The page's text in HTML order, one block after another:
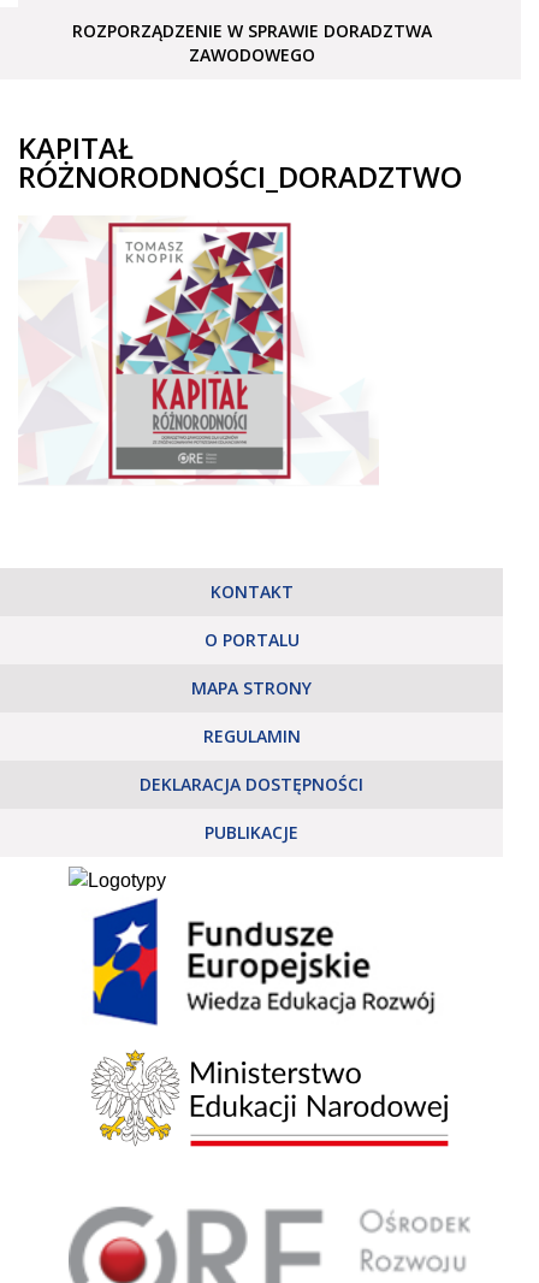
ROZPORZĄDZENIE W SPRAWIE DORADZTWA
ZAWODOWEGO
KAPITAŁ
RÓŻNORODNOŚCI_DORADZTWO
KONTAKT
O PORTALU
MAPA STRONY
REGULAMIN
DEKLARACJA DOSTĘPNOŚCI
PUBLIKACJE